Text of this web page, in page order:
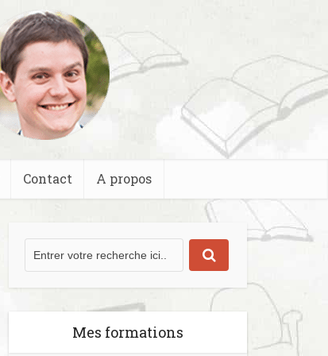
Contact A propos
Mes formations